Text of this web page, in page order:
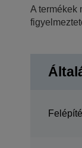
A termékek